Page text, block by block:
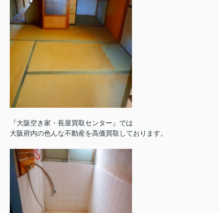
『大阪空き家・長屋買取センター』では
大阪府内の色んな不動産を高価買取しております。